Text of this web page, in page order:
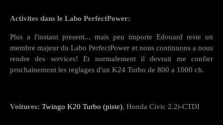
Activites dans le Labo PerfectPower:
Plus a l'instant present... mais peu importe Edouard reste un
membre majeur du Labo PerfectPower et nous continuons a nous
rendre des services! Et normalement il devrait me confier
prochainement les reglages d'un K24 Turbo de 800 a 1000 ch.
Voitures: Twingo K20 Turbo (piste), Honda Civic 2.2i-CTDI